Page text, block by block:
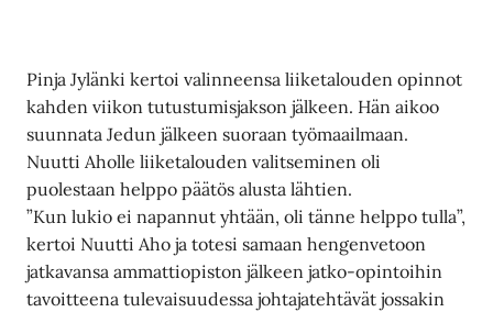
Pinja Jylänki kertoi valinneensa liiketalouden opinnot
kahden viikon tutustumisjakson jälkeen. Hän aikoo
suunnata Jedun jälkeen suoraan työmaailmaan.
Nuutti Aholle liiketalouden valitseminen oli
puolestaan helppo päätös alusta lähtien.
”Kun lukio ei napannut yhtään, oli tänne helppo tulla”,
kertoi Nuutti Aho ja totesi samaan hengenvetoon
jatkavansa ammattiopiston jälkeen jatko-opintoihin
tavoitteena tulevaisuudessa johtajatehtävät jossakin